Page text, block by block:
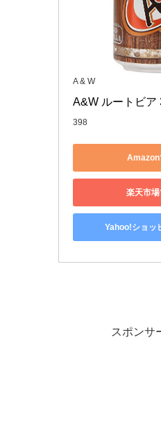
A & W
A&W ルートビア
398
Amazon
楽天市
Yahoo!ショッ
スポンサ